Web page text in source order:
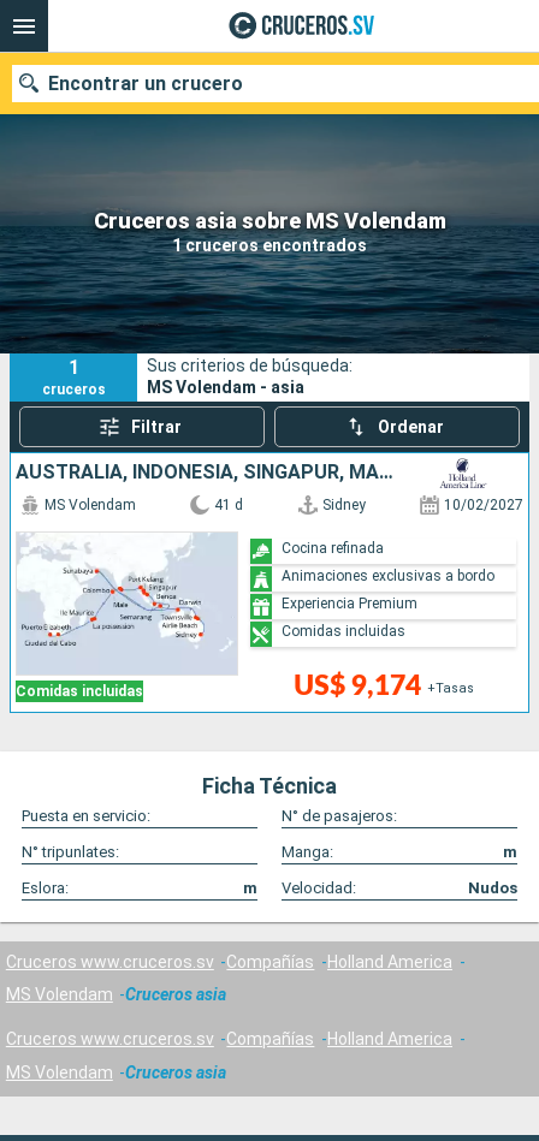
Cruceros asia sobre MS Volendam
1 cruceros encontrados
Encontrar un crucero
Nuestros destinos
Fecha de salida
Puertos Compañías
Buscar
1
cruceros
Sus criterios de búsqueda:
MS Volendam - asia
Filtrar Ordenar
AUSTRALIA, INDONESIA, SINGAPUR, MALASIA, TAILANDIA, SRI LANKA, MALDIVAS, MAURICE, FRANCIA, SUDAFRICA
Comidas incluidas
MS Volendam 41 d Sidney 10/02/2027
US$ 9,174 +Tasas
Cocina refinada
Animaciones exclusivas a bordo
Experiencia Premium
Comidas incluidas
Ficha Técnica
Puesta en servicio:
N° de pasajeros:
N° tripunlates:
Manga:
m
Eslora:
m Velocidad: Nudos
Cruceros www.cruceros.sv Compañías
Holland America
MS Volendam
Cruceros asia
Cruceros www.cruceros.sv Compañías
Holland America
MS Volendam
Cruceros asia